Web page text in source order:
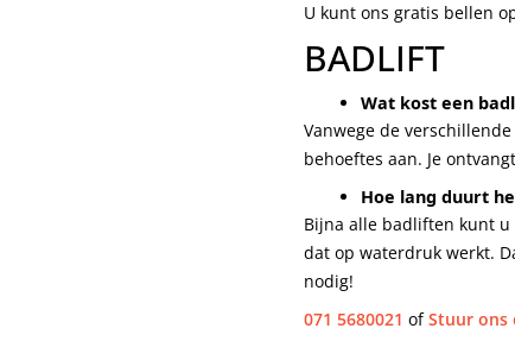
U kunt ons gratis bellen
BADLIFT
Wat kost een
Vanwege de
behoeftes aan. Je
Hoe lang duurt
Bijna alle badliften kunt
dat op waterdruk werkt.
nodig!
071 5680021 ofStuur ons